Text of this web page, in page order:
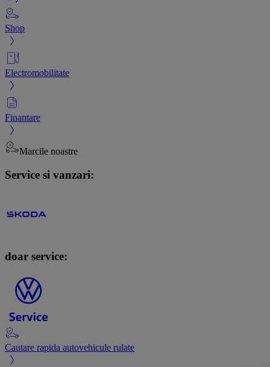
Shop
Electromobilitate
Finantare
Marcile noastre
Service si vanzari:
doar service:
Cautare rapida autovehicule rulate